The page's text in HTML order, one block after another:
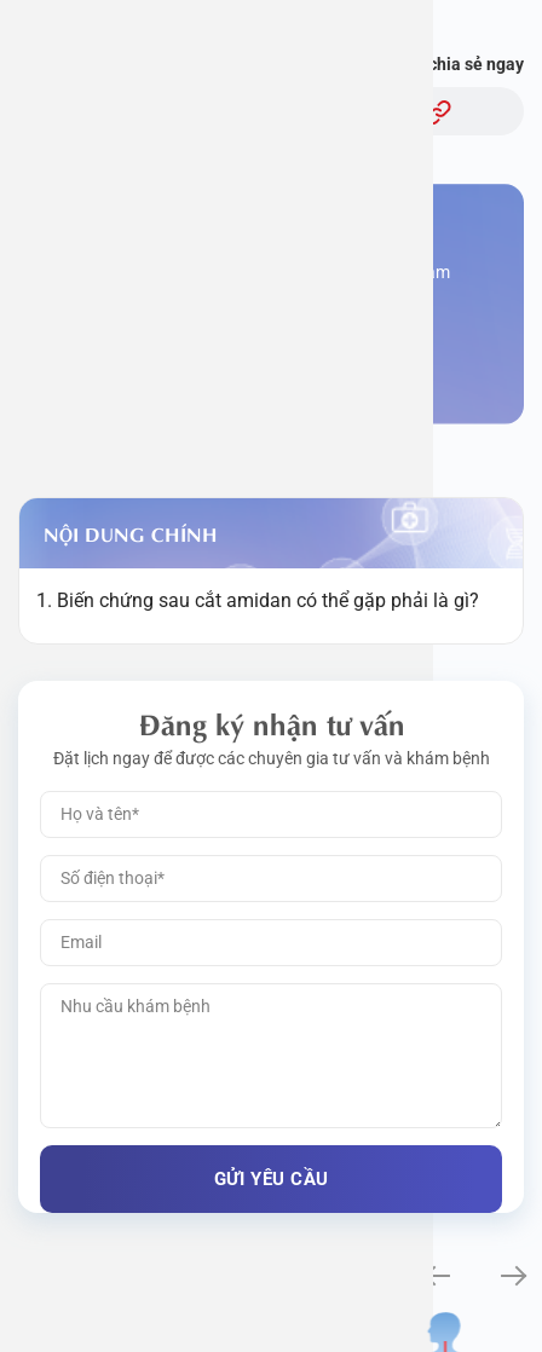
Bạn thấy thông tin này hữu ích, chia sẻ ngay
Đăng kí ngay để được các chuyên gia tư vấn và khám
NỘI DUNG CHÍNH
1. Biến chứng sau cắt amidan có thể gặp phải là gì?
Đăng ký nhận tư vấn
Đặt lịch ngay để được các chuyên gia tư vấn và khám bệnh